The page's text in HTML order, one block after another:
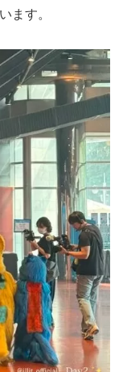
ます。